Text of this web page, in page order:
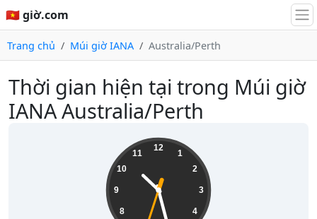
🇻🇳 giờ.com
Trang chủ Múi giờ IANA Australia/Perth
Thời gian hiện tại trong Múi giờ
IANA Australia/Perth
12
1
2
3
4
8
9
10
11